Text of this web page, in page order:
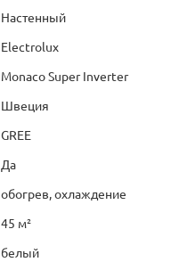
Настенный
Electrolux
Monaco Super Inverter
Швеция
GREE
Да
обогрев, охлаждение
45 м²
белый